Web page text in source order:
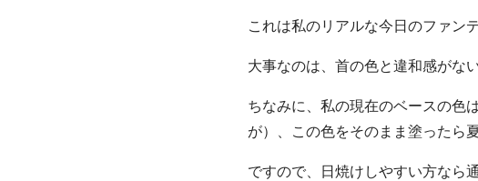
これは私のリアルな今日のファン
大事なのは、首の色と違和感がな
ちなみに、私の現在のベースの色
が）、この色をそのまま塗ったら
ですので、日焼けしやすい方なら